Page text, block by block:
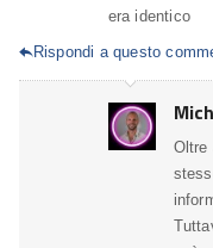
era identico
Rispondi a questo
Oltre